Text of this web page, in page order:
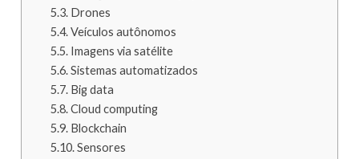
Drones
Veículos autônomos
Imagens via satélite
Sistemas automatizados
Big data
Cloud computing
Blockchain
Sensores